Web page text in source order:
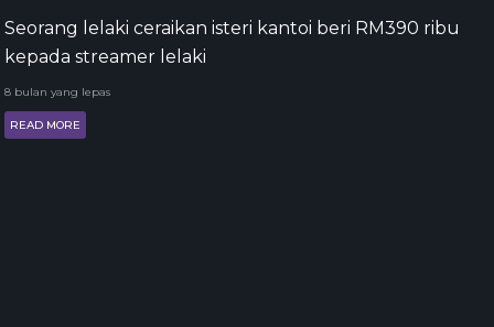
Seorang lelaki ceraikan isteri kantoi beri RM390 ribu
kepada streamer lelaki
8 bulan yang lepas
READ MORE